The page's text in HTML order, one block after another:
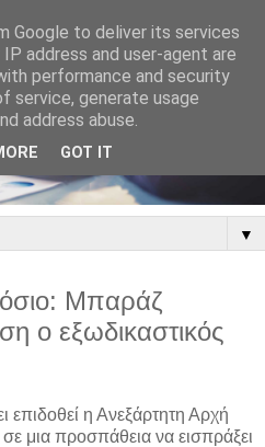
▼
Μπαράζ
ο εξωδικαστικός
επιδοθεί η Ανεξάρτητη Αρχή
προσπάθεια να εισπράξει
Google to deliver its services
address and user-agent are
performance and security
service, generate usage
address abuse.
GOT IT